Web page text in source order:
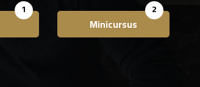
1
Minicursus
2